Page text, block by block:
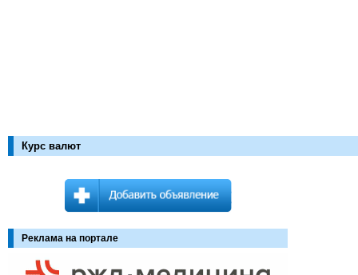
Курс валют
Реклама на портале